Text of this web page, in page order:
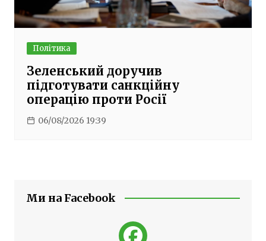
Політика
Зеленський доручив
підготувати санкційну
операцію проти Росії
06/08/2026 19:39
Ми на Facebook